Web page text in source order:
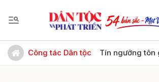
Công tác Dân tộc Tín ngưỡng tôn
Gửi bình luận